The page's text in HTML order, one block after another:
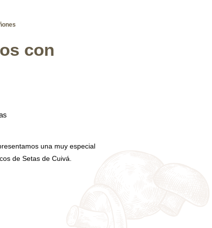
con
una muy especial
de Setas de Cuivá.